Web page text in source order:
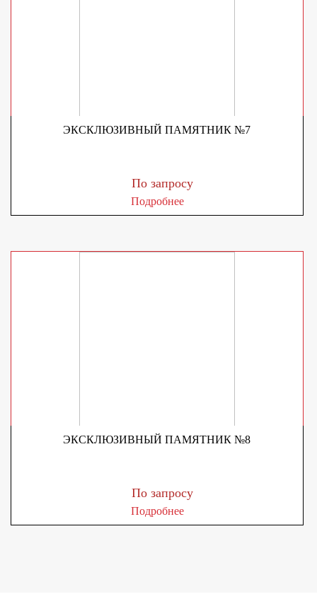
ЭКСКЛЮЗИВНЫЙ ПАМЯТНИК №7
По запросу
Подробнее
ЭКСКЛЮЗИВНЫЙ ПАМЯТНИК №8
По запросу
Подробнее